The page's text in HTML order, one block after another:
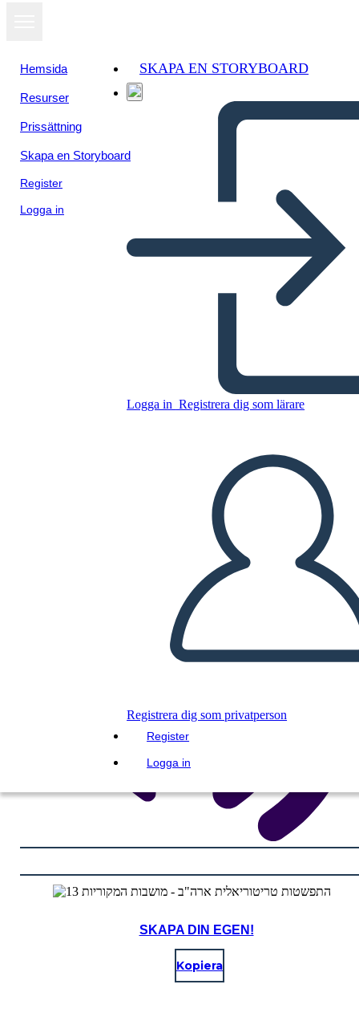
Hemsida
Resurser
Prissättning
Skapa en Storyboard
Register
Logga in
SKAPA EN STORYBOARD
Logga in Registrera dig som lärare
Registrera dig som privatperson
Register
Logga in
מושבות המקוריות 13
SKAPA EN STORYBOARD
SPELA UPP BILDSPEL
LÄS FÖR MIG
SKAPA DIN EGEN!
Kopiera